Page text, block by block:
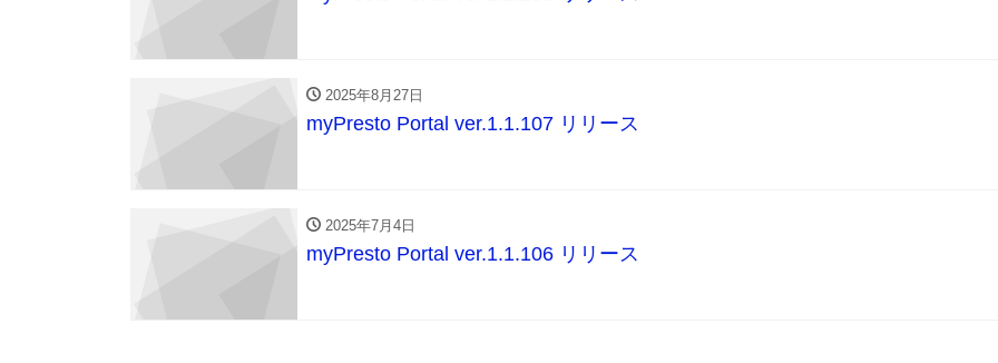
2025年8月27日
myPresto Portal ver.1.1.107 リリース
2025年7月4日
myPresto Portal ver.1.1.106 リリース